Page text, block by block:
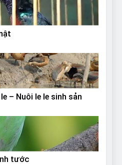
– Nuôi le le sinh sản
tước